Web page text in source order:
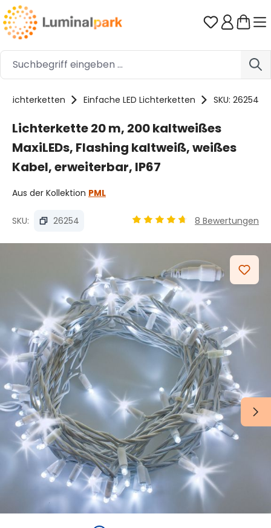
Zum Hauptinhalt springen Du hast 0
Lichterketten Einfache LED Lichterketten SKU: 26254
Lichterkette 20 m, 200 kaltweißes
MaxiLEDs, Flashing kaltweiß, weißes
Kabel, erweiterbar, IP67
Aus der Kollektion PML
SKU: 26254 8 Bewertungen
Bildergalerie überspringen